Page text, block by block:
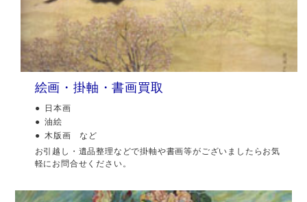
絵画・掛軸・書画買取
日本画
油絵
木版画 など
お引越し・遺品整理などで掛軸や書画等がございましたらお気
軽にお問合せください。